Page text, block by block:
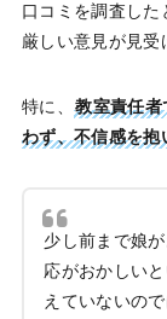
口コミを調査し
厳しい意見が見受
特に、 教室責任
わず、不信感を抱
少し前まで娘
応がおかしい
えていないの